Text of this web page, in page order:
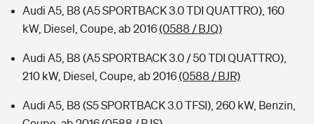
Audi A5, B8 (A5 SPORTBACK 3.0 TDI QUATTRO), 160
kW, Diesel, Coupe, ab 2016(0588 / BJQ)
Audi A5, B8 (A5 SPORTBACK 3.0 / 50 TDI QUATTRO),
210 kW, Diesel, Coupe, ab 2016(0588 / BJR)
Audi A5, B8 (S5 SPORTBACK 3.0 TFSI), 260 kW, Benzin,